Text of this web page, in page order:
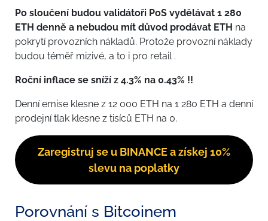
Po sloučení budou validátoři PoS vydělávat 1 280
ETH denně a nebudou mít důvod prodávat ETH na
pokrytí provozních nákladů. Protože provozní náklady
budou téměř mizivé, a to i pro retail .
Roční inflace se sníží z 4.3% na 0.43% !!
Denní emise klesne z 12 000 ETH na 1 280 ETH a denní
prodejní tlak klesne z tisíců ETH na 0.
Zaregistruj se u BINANCE a získej 10%
slevu na poplatky
Porovnání s Bitcoinem